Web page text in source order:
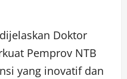
Doktor
Pemprov NTB
yang inovatif dan